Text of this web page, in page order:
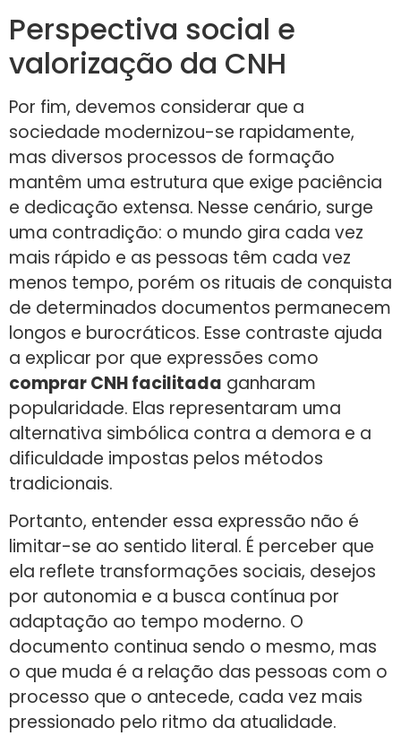
Perspectiva social e
valorização da CNH
Por fim, devemos considerar que a
sociedade modernizou-se rapidamente,
mas diversos processos de formação
mantêm uma estrutura que exige paciência
e dedicação extensa. Nesse cenário, surge
uma contradição: o mundo gira cada vez
mais rápido e as pessoas têm cada vez
menos tempo, porém os rituais de conquista
de determinados documentos permanecem
longos e burocráticos. Esse contraste ajuda
a explicar por que expressões como
comprar CNH facilitada ganharam
popularidade. Elas representaram uma
alternativa simbólica contra a demora e a
dificuldade impostas pelos métodos
tradicionais.
Portanto, entender essa expressão não é
limitar-se ao sentido literal. É perceber que
ela reflete transformações sociais, desejos
por autonomia e a busca contínua por
adaptação ao tempo moderno. O
documento continua sendo o mesmo, mas
o que muda é a relação das pessoas com o
processo que o antecede, cada vez mais
pressionado pelo ritmo da atualidade.